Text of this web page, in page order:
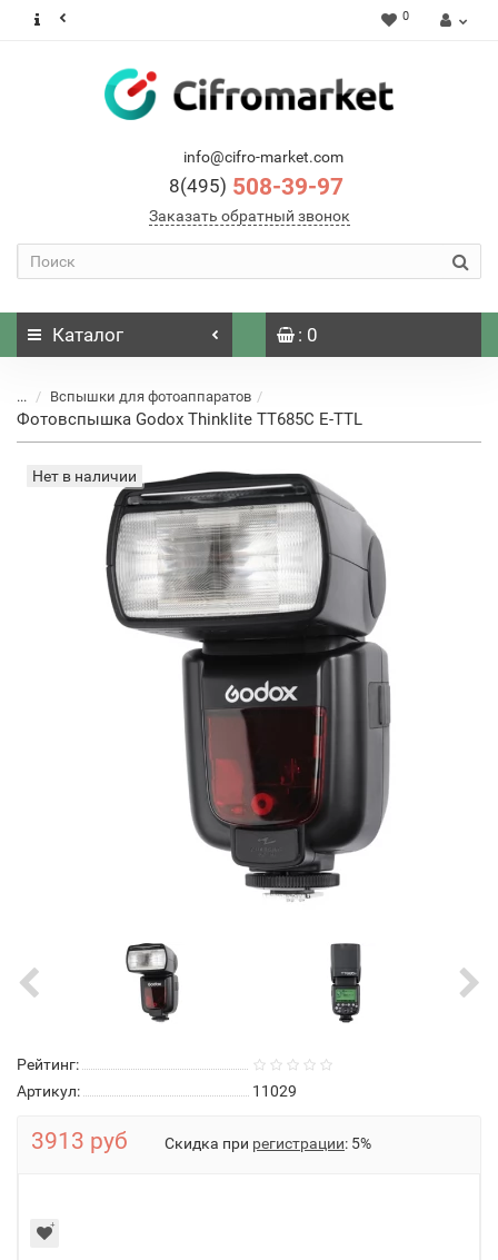
0
info@cifro-market.com
8(495) 508-39-97
Заказать обратный звонок
Каталог : 0
... Вспышки для фотоаппаратов
Фотовспышка Godox Thinklite TT685C E-TTL
Нет в наличии
Рейтинг:
Артикул:
11029
3913 руб Скидка при регистрации: 5%